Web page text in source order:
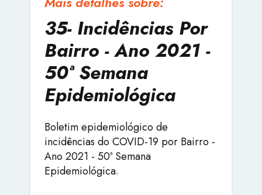
35- Incidências Por
Bairro - Ano 2021 -
50ª Semana
Epidemiológica
Boletim epidemiológico de
incidências do COVID-19 por Bairro -
Ano 2021 - 50ª Semana
Epidemiológica.